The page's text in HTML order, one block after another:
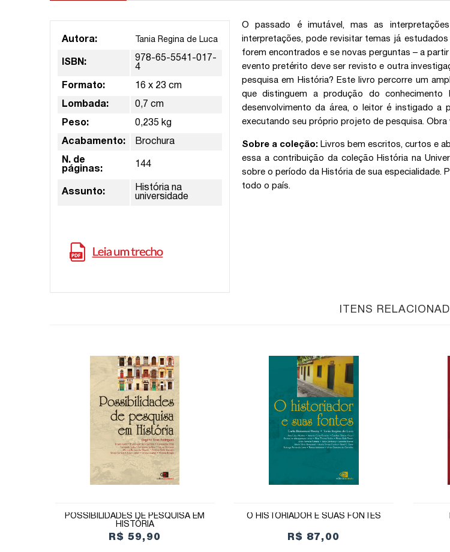
Autora: Tania Regina de Luca
ISBN:
978-65-5541-017-
4
Formato: 16 x 23 cm
Lombada: 0,7 cm
Peso: 0,235 kg
Acabamento: Brochura
N. de
páginas:
144
Assunto:
História na
universidade
O passado é imutável, mas as
interpretações, pode revisitar temas já
forem encontrados e se novas perguntas – a
evento pretérito deve ser revisto e outra
pesquisa em História? Este livro percorre um
que distinguem a produção do
desenvolvimento da área, o leitor é instigado a
executando seu próprio projeto de pesquisa.
Sobre a coleção: Livros bem escritos, curtos e
essa a contribuição da coleção História na
sobre o período da História de sua especialidade.
todo o país.
ITENS
POSSIBILIDADES DE PESQUISA EM
HISTÓRIA
R$ 59,90
O HISTORIADOR E SUAS FONTES
R$ 87,00